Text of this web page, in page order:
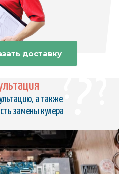
доставку
а также
замены кулера